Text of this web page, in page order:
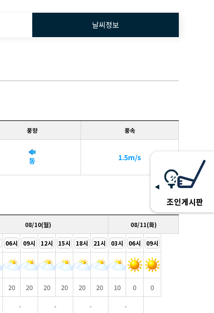
조인게시판
날씨정보
풍향 풍속
동 1.5m/s
08/10(월) 08/11(화)
06시 09시 12시 15시 18시 21시 03시 06시 09시
20 20 20 20 20 20 10 0 0
- - - -